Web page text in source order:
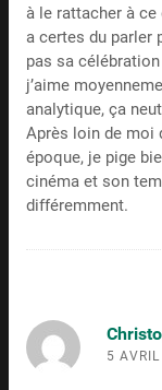
à le rattacher à ce
a certes du parler
pas sa
j’aime
analytique, ça
Après loin de moi
époque, je pige
cinéma et son
différemment.
5